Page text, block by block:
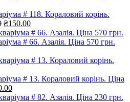
# 118. Кораловий корінь.
Оригінальна
ціна:
₴180.00.
₴150.00Поточна
ціна:
₴150.00.
# 66. Азалія. Ціна 570 грн.
# 13. Кораловий корінь. Ціна
Поточна
ціна: